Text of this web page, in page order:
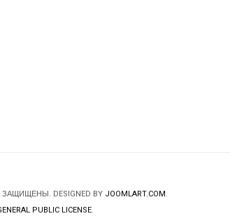
DESIGNED BY JOOMLART.COM.
PUBLIC LICENSE.